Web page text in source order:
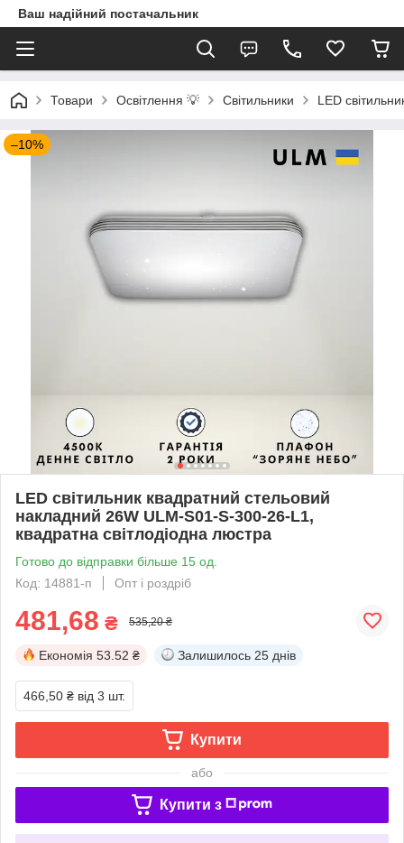
Ваш надійний постачальник
Товари Освітлення 💡 Світильники LED
–10%
LED світильник квадратний стельовий
накладний 26W ULM-S01-S-300-26-L1,
квадратна світлодіодна люстра
Готово до відправки більше 15 од.
Код: 14881-п
Опт і роздріб
481,68 ₴ 535,20 ₴
Економія 53.52 ₴ Залишилось 25 днів
466,50 ₴ від 3 шт.
Купити
або
Купити з